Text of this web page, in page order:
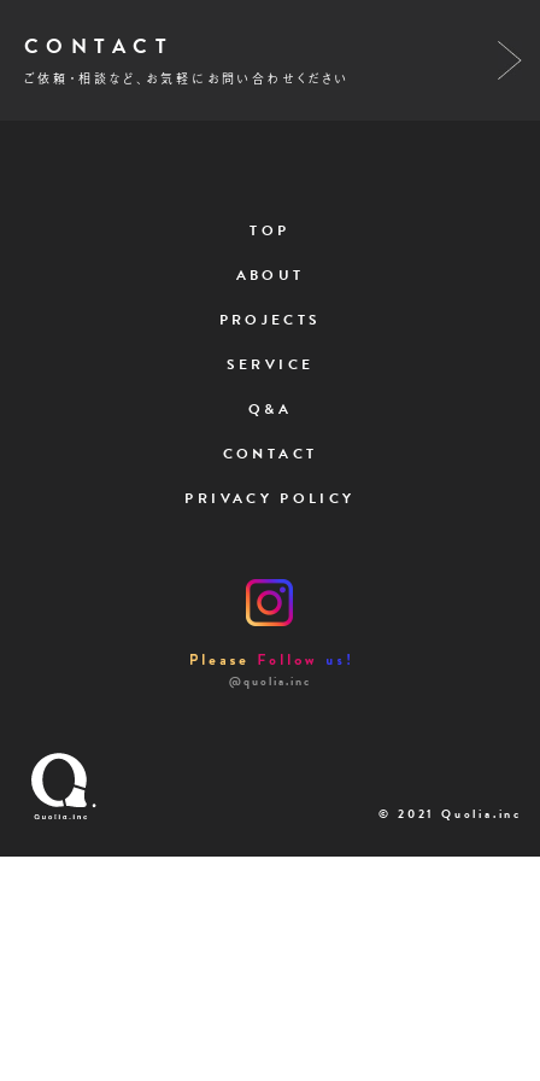
CONTACT
ご依頼・相談など、お気軽にお問い合わせください
TOP
ABOUT
PROJECTS
SERVICE
Q&A
CONTACT
PRIVACY POLICY
@quolia.inc
© 2021 Quolia.inc